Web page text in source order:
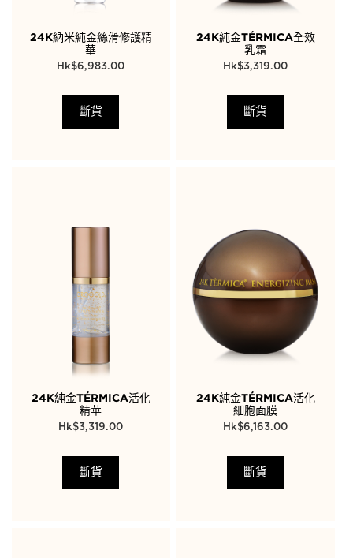
24K納米純金絲滑修護精
華
$6,983.00
斷貨
24K純金TÉRMICA全效
乳霜
$3,319.00
斷貨
24K純金TÉRMICA活化
精華
$3,319.00
斷貨
24K純金TÉRMICA活化
細胞面膜
$6,163.00
斷貨